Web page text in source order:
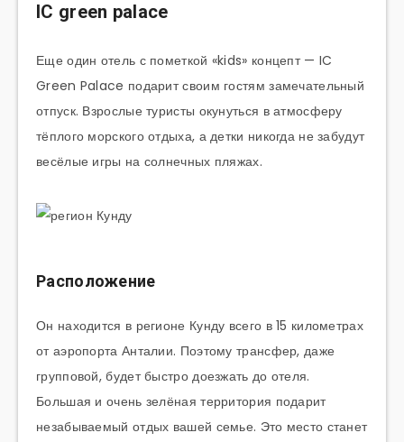
IC green palace
Еще один отель с пометкой «kids» концепт — IC
Green Palace подарит своим гостям замечательный
отпуск. Взрослые туристы окунуться в атмосферу
тёплого морского отдыха, а детки никогда не забудут
весёлые игры на солнечных пляжах.
Расположение
Он находится в регионе Кунду всего в 15 километрах
от аэропорта Анталии. Поэтому трансфер, даже
групповой, будет быстро доезжать до отеля.
Большая и очень зелёная территория подарит
незабываемый отдых вашей семье. Это место станет